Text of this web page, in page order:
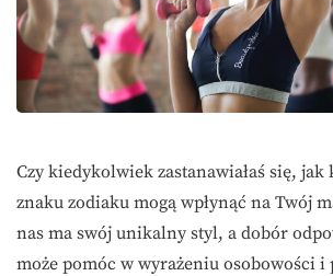
Czy kiedykolwiek zastanawiałaś się, jak
znaku zodiaku mogą wpłynąć na Twój
nas ma swój unikalny styl, a dobór
może pomóc w wyrażeniu osobowości